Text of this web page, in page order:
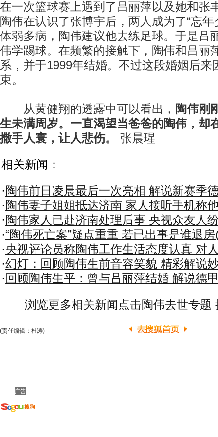
在一次篮球赛上遇到了吕丽萍以及她和张
陶伟在认识了张博宇后，两人成为了“忘
体弱多病，陶伟建议他去练足球。于是吕
伟学踢球。在频繁的接触下，陶伟和吕丽
系，并于1999年结婚。不过这段婚姻后来
束。
从黄健翔的透露中可以看出， 陶伟刚
生未满周岁。一直渴望当爸爸的陶伟，却
撒手人寰，让人悲伤。
张晨瑆
相关新闻：
·陶伟前日凌晨最后一次亮相 解说新赛季
·陶伟妻子姐姐抵达济南 家人接听手机称
·陶伟家人已赴济南处理后事 央视众友人
·“陶伟死亡案”疑点重重 若已出事是谁退
·央视评论员称陶伟工作生活态度认真 对
·幻灯：回顾陶伟生前音容笑貌 精彩解说
· 回顾陶伟生平：曾与吕丽萍结婚 解说德
浏览更多相关新闻点击陶伟去世专题
(责任编辑：杜涛)
广告